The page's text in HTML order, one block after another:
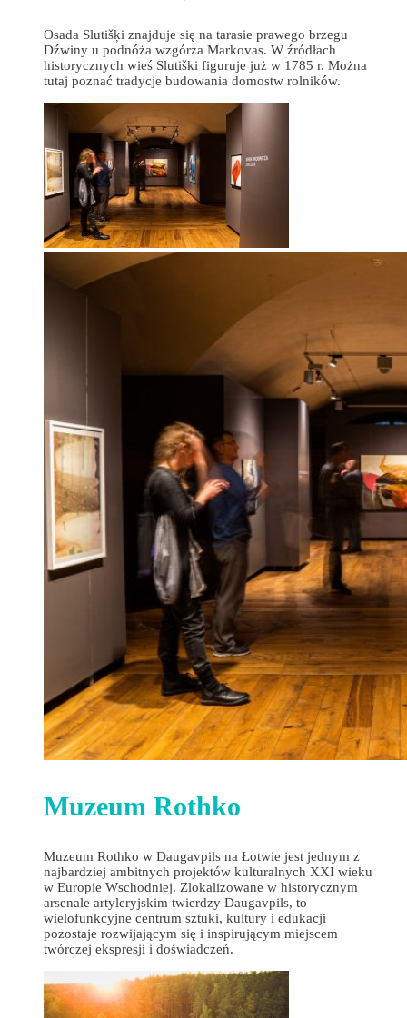
Osada Slutišķi znajduje się na tarasie prawego brzegu
Dźwiny u podnóża wzgórza Markovas. W źródłach
historycznych wieś Slutiški figuruje już w 1785 r. Można
tutaj poznać tradycje budowania domostw rolników.
Muzeum Rothko
Muzeum Rothko w Daugavpils na Łotwie jest jednym z
najbardziej ambitnych projektów kulturalnych XXI wieku
w Europie Wschodniej. Zlokalizowane w historycznym
arsenale artyleryjskim twierdzy Daugavpils, to
wielofunkcyjne centrum sztuki, kultury i edukacji
pozostaje rozwijającym się i inspirującym miejscem
twórczej ekspresji i doświadczeń.